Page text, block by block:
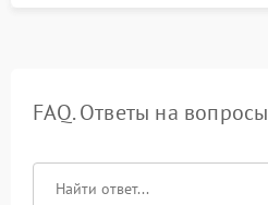
FAQ. Ответы на вопросы